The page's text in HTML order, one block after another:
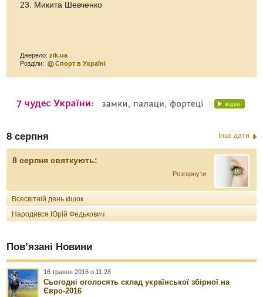
23. Микита Шевченко
Джерело:zik.ua
Розділи:
Спорт в Україні
8 серпня Інші дати
8 серпня святкують:
Розгорнути
Всесвітній день кішок
Народився Юрій Федькович
Пов’язані Новини
16 травня 2016 о 11:28
Сьогодні оголосять склад української збірної на
Євро-2016